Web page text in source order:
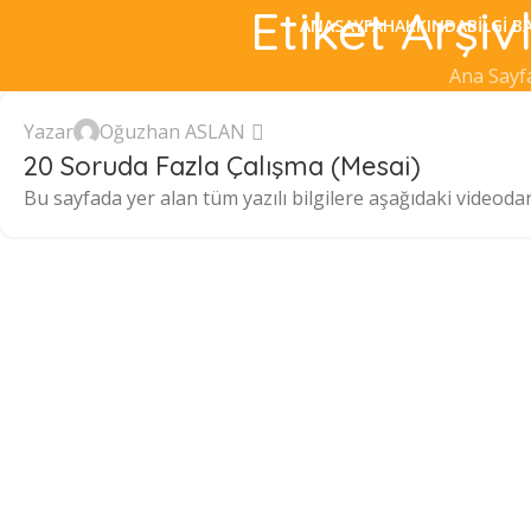
ANASAYFAHAKKINDABILGI
Etiket
Ana
Yazar Oğuzhan ASLAN
20 Soruda Fazla Çalışma (Mesai)
Bu sayfada yer alan tüm yazılı bilgilere aşağıdaki